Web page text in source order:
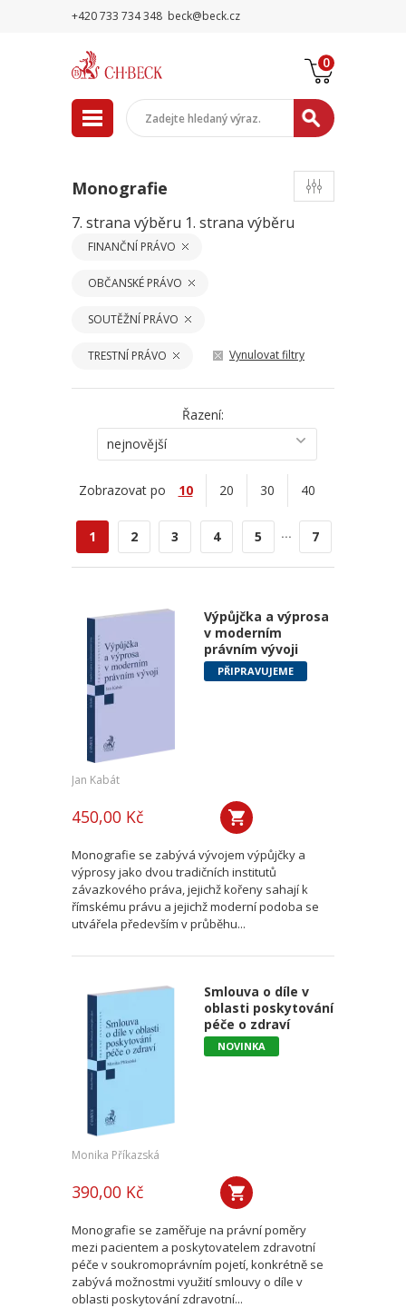
+420 733 734 348 beck@beck.cz
0
Monografie
7. strana výběru 1. strana výběru
FINANČNÍ PRÁVO
OBČANSKÉ PRÁVO
SOUTĚŽNÍ PRÁVO
TRESTNÍ PRÁVO Vynulovat filtry
Řazení:
nejnovější
Zobrazovat po 10 20 30 40
1 2 3 4 5 ... 7
Výpůjčka a výprosa
v moderním
právním vývoji
PŘIPRAVUJEME
Jan Kabát
450,00 Kč
Monografie se zabývá vývojem výpůjčky a
výprosy jako dvou tradičních institutů
závazkového práva, jejichž kořeny sahají k
římskému právu a jejichž moderní podoba se
utvářela především v průběhu...
Smlouva o díle v
oblasti poskytování
péče o zdraví
NOVINKA
Monika Příkazská
390,00 Kč
Monografie se zaměřuje na právní poměry
mezi pacientem a poskytovatelem zdravotní
péče v soukromoprávním pojetí, konkrétně se
zabývá možnostmi využití smlouvy o díle v
oblasti poskytování zdravotní...